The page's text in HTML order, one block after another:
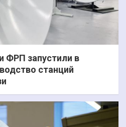
ФРП запустили в
станций